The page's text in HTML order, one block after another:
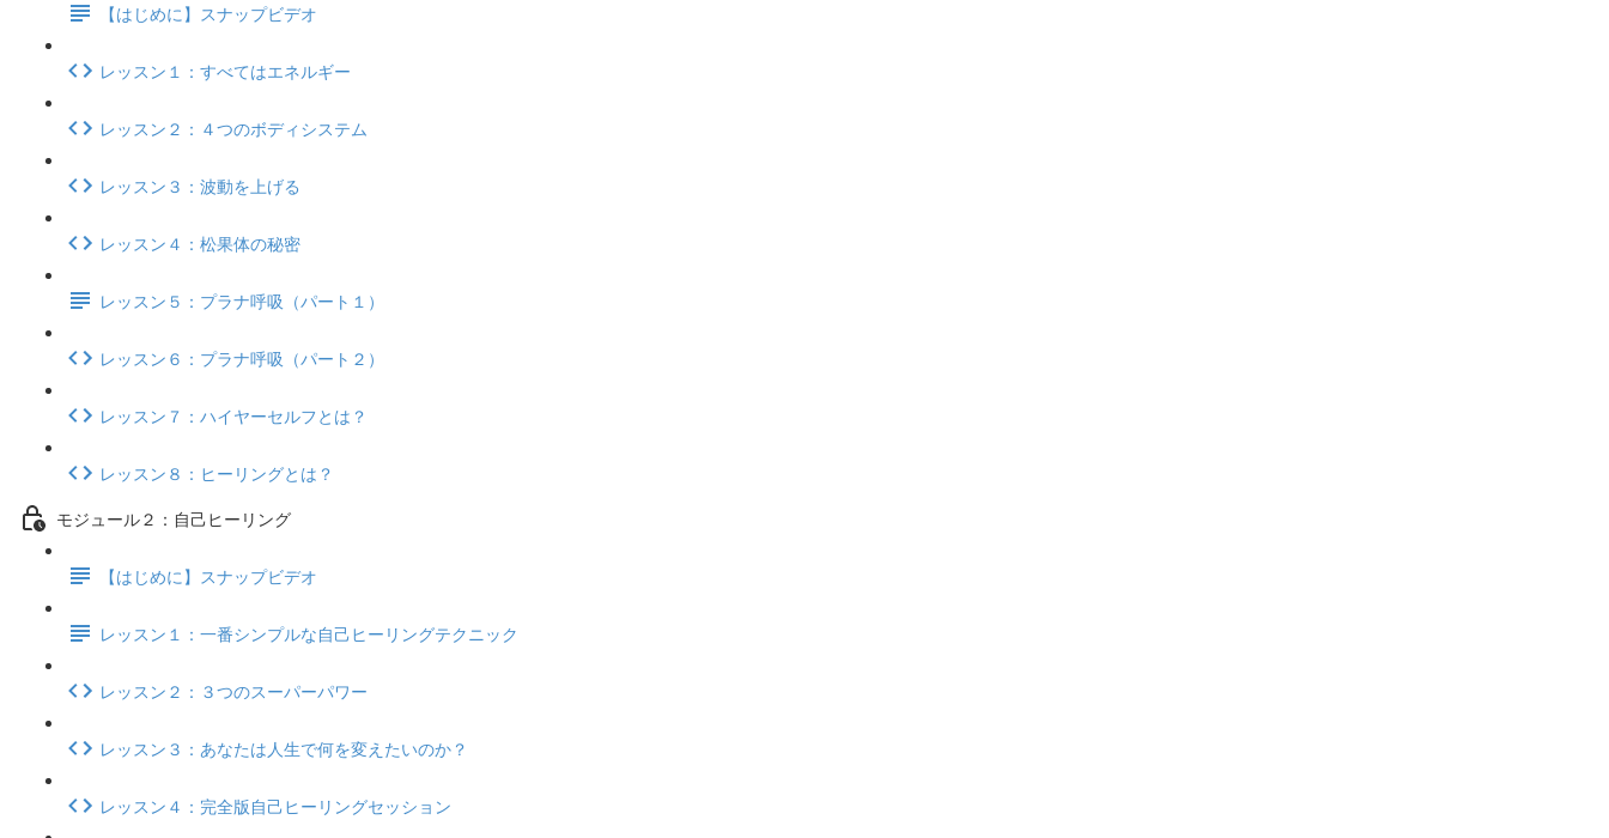
【はじめに】スナップビデオ
レッスン１：すべてはエネルギー
レッスン２：４つのボディシステム
レッスン３：波動を上げる
レッスン４：松果体の秘密
レッスン５：プラナ呼吸（パート１）
レッスン６：プラナ呼吸（パート２）
レッスン７：ハイヤーセルフとは？
レッスン８：ヒーリングとは？
モジュール２：自己ヒーリング
【はじめに】スナップビデオ
レッスン１：一番シンプルな自己ヒーリングテクニック
レッスン２：３つのスーパーパワー
レッスン３：あなたは人生で何を変えたいのか？
レッスン４：完全版自己ヒーリングセッション